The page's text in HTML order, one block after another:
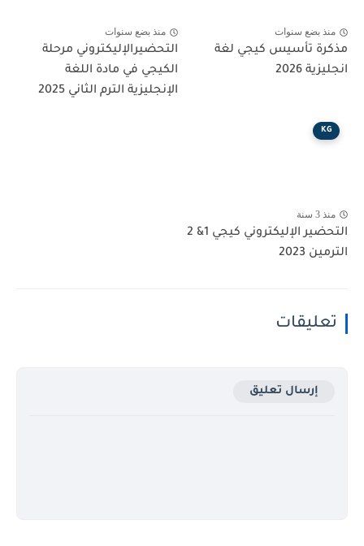
منذ بضع سنوات
مذكرة تأسيس كيجي لغة
انجليزية 2026
منذ بضع سنوات
التحضيرالإليكتروني مرحلة
الكيجي في مادة اللغة
الإنجليزية الترم الثاني 2025
KG
منذ 3 سنة
التحضير الإليكتروني كيجي 1& 2
الترمين 2023
تعليقات
إرسال تعليق